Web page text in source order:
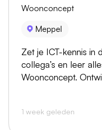
Woonconcept
Meppel
Zet je ICT-kennis in
collega’s en leer
Woonconcept.
1 week geleden